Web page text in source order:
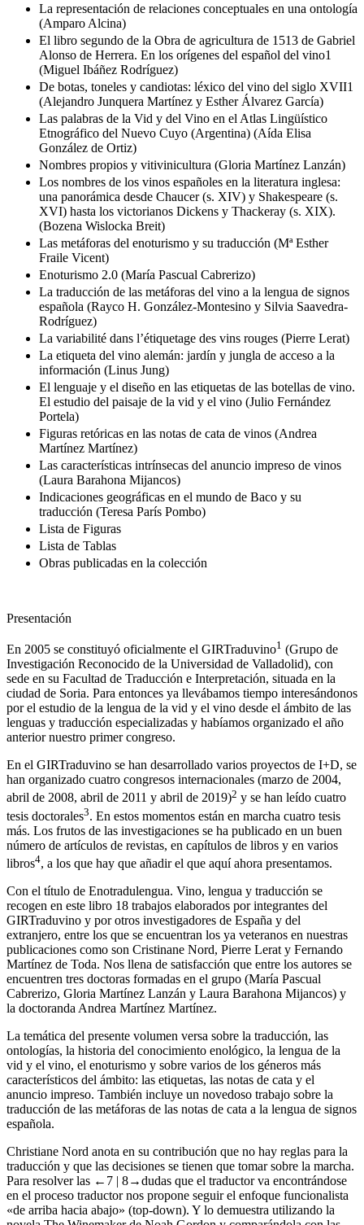
La representación de relaciones conceptuales en una ontología
(Amparo Alcina)
El libro segundo de la Obra de agricultura de 1513 de Gabriel
Alonso de Herrera. En los orígenes del español del vino1
(Miguel Ibáñez Rodríguez)
De botas, toneles y candiotas: léxico del vino del siglo XVII1
(Alejandro Junquera Martínez y Esther Álvarez García)
Las palabras de la Vid y del Vino en el Atlas Lingüístico
Etnográfico del Nuevo Cuyo (Argentina) (Aída Elisa
González de Ortiz)
Nombres propios y vitivinicultura (Gloria Martínez Lanzán)
Los nombres de los vinos españoles en la literatura inglesa:
una panorámica desde Chaucer (s. XIV) y Shakespeare (s.
XVI) hasta los victorianos Dickens y Thackeray (s. XIX).
(Bozena Wislocka Breit)
Las metáforas del enoturismo y su traducción (Mª Esther
Fraile Vicent)
Enoturismo 2.0 (María Pascual Cabrerizo)
La traducción de las metáforas del vino a la lengua de signos
española (Rayco H. González-Montesino y Silvia Saavedra-
Rodríguez)
La variabilité dans l’étiquetage des vins rouges (Pierre Lerat)
La etiqueta del vino alemán: jardín y jungla de acceso a la
información (Linus Jung)
El lenguaje y el diseño en las etiquetas de las botellas de vino.
El estudio del paisaje de la vid y el vino (Julio Fernández
Portela)
Figuras retóricas en las notas de cata de vinos (Andrea
Martínez Martínez)
Las características intrínsecas del anuncio impreso de vinos
(Laura Barahona Mijancos)
Indicaciones geográficas en el mundo de Baco y su
traducción (Teresa París Pombo)
Lista de Figuras
Lista de Tablas
Obras publicadas en la colección
Presentación
En 2005 se constituyó oficialmente el GIRTraduvino1 (Grupo de
Investigación Reconocido de la Universidad de Valladolid), con
sede en su Facultad de Traducción e Interpretación, situada en la
ciudad de Soria. Para entonces ya llevábamos tiempo interesándonos
por el estudio de la lengua de la vid y el vino desde el ámbito de las
lenguas y traducción especializadas y habíamos organizado el año
anterior nuestro primer congreso.
En el GIRTraduvino se han desarrollado varios proyectos de I+D, se
han organizado cuatro congresos internacionales (marzo de 2004,
abril de 2008, abril de 2011 y abril de 2019)2 y se han leído cuatro
tesis doctorales3. En estos momentos están en marcha cuatro tesis
más. Los frutos de las investigaciones se ha publicado en un buen
número de artículos de revistas, en capítulos de libros y en varios
libros4, a los que hay que añadir el que aquí ahora presentamos.
Con el título de Enotradulengua. Vino, lengua y traducción se
recogen en este libro 18 trabajos elaborados por integrantes del
GIRTraduvino y por otros investigadores de España y del
extranjero, entre los que se encuentran los ya veteranos en nuestras
publicaciones como son Cristinane Nord, Pierre Lerat y Fernando
Martínez de Toda. Nos llena de satisfacción que entre los autores se
encuentren tres doctoras formadas en el grupo (María Pascual
Cabrerizo, Gloria Martínez Lanzán y Laura Barahona Mijancos) y
la doctoranda Andrea Martínez Martínez.
La temática del presente volumen versa sobre la traducción, las
ontologías, la historia del conocimiento enológico, la lengua de la
vid y el vino, el enoturismo y sobre varios de los géneros más
característicos del ámbito: las etiquetas, las notas de cata y el
anuncio impreso. También incluye un novedoso trabajo sobre la
traducción de las metáforas de las notas de cata a la lengua de signos
española.
Christiane Nord anota en su contribución que no hay reglas para la
traducción y que las decisiones se tienen que tomar sobre la marcha.
Para resolver las ←7 | 8→dudas que el traductor va encontrándose
en el proceso traductor nos propone seguir el enfoque funcionalista
«de arriba hacia abajo» (top-down). Y lo demuestra utilizando la